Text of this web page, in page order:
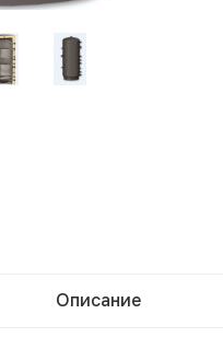
Описание